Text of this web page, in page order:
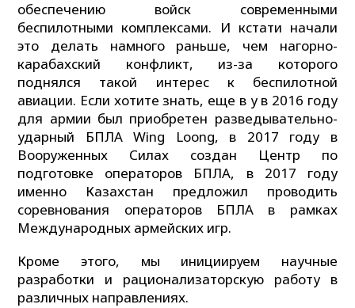
обеспечению войск современными
беспилотными комплексами. И кстати начали
это делать намного раньше, чем нагорно-
карабахский конфликт, из-за которого
поднялся такой интерес к беспилотной
авиации. Если хотите знать, еще в у в 2016 году
для армии был приобретен разведывательно-
ударный БПЛА Wing Loong, в 2017 году в
Вооруженных Силах создан Центр по
подготовке операторов БПЛА, в 2017 году
именно Казахстан предложил проводить
соревнования операторов БПЛА в рамках
Международных армейских игр.
Кроме этого, мы инициируем научные
разработки и рационализаторскую работу в
различных направлениях.